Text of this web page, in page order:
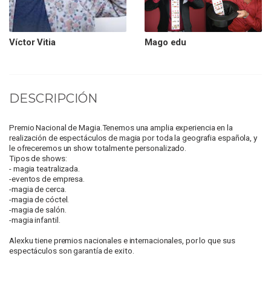
Víctor Vitia Mago edu
DESCRIPCIÓN
Premio Nacional de Magia.Tenemos una amplia experiencia en la
realización de espectáculos de magia por toda la geografia española, y
le ofreceremos un show totalmente personalizado.
Tipos de shows:
- magia teatralizada.
-eventos de empresa.
-magia de cerca.
-magia de cóctel.
-magia de salón.
-magia infantil.
Alexku tiene premios nacionales e internacionales, por lo que sus
espectáculos son garantía de exito.